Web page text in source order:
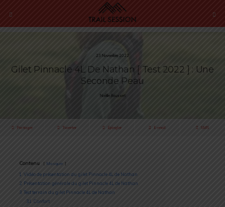
23 Novembre 2022
Gilet Pinnacle 4L De Nathan [ Test 2022 ] : Une
Seconde Peau
Noëllie Rousset
Partager Tweeter Épingler E-mail SMS
Contenu Masquer
1 Vidéo de présentation du gilet Pinnacle 4L de Nathan
2 Présentation générale du gilet Pinnacle 4L de Nathan
3 Test terrain du gilet Pinnacle 4L de Nathan
3.1
Confort